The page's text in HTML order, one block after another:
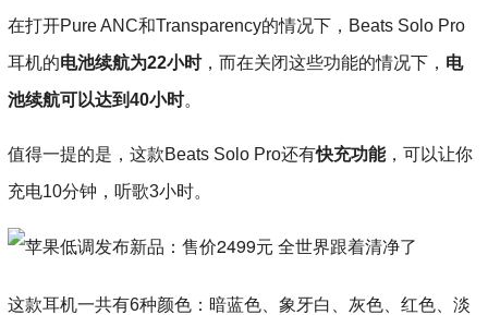
在打开Pure ANC和Transparency的情况下，Beats Solo Pro
耳机的电池续航为22小时，而在关闭这些功能的情况下， 电
池续航可以达到40小时。
值得一提的是，这款Beats Solo Pro还有快充功能，可以让你
充电10分钟，听歌3小时。
这款耳机一共有6种颜色：暗蓝色、象牙白、灰色、红色、淡